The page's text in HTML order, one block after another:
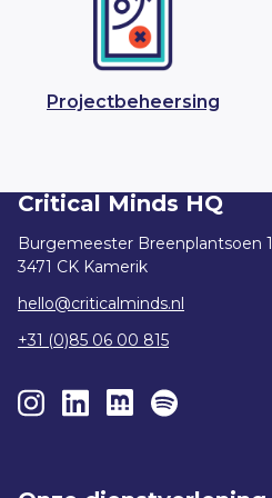
Projectbeheersing
Critical Minds HQ
Burgemeester Breenplantsoen 1
3471 CK Kamerik
hello@criticalminds.nl
+31 (0)85 06 00 815